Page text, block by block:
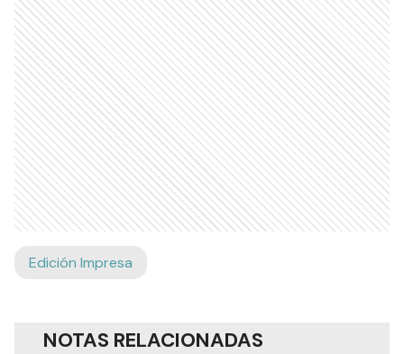
Edición Impresa
NOTAS RELACIONADAS